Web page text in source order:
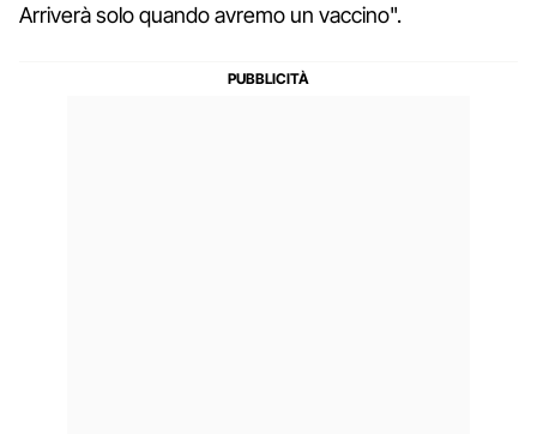
Arriverà solo quando avremo un vaccino".